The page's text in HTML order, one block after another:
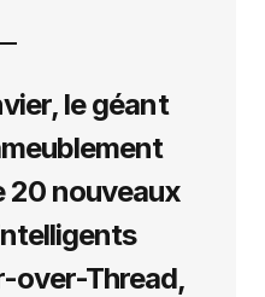
le géant
20 nouveaux
over-Thread,